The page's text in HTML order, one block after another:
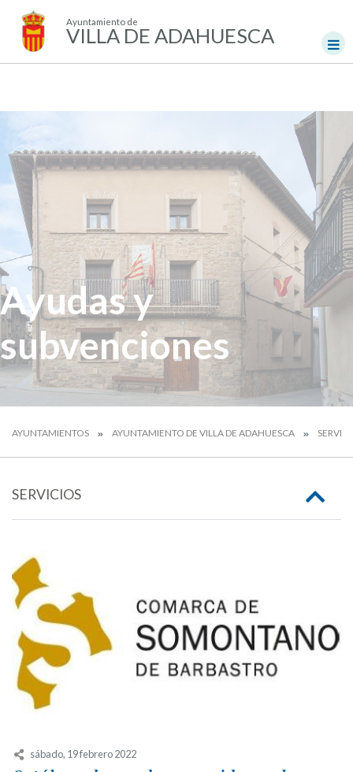
Ayuntamiento de
VILLA DE ADAHUESCA
Ayudas y
subvenciones
AYUNTAMIENTOS AYUNTAMIENTO DE VILLA DE ADAHUESCA
SERVICIOS
sábado, 19 febrero 2022